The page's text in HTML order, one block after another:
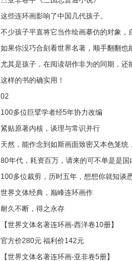
这些连环画影响了中国几代孩子。
不少孩子平直将它当作绘画摹仿的对象，
如果你没巧合刻看世界名著，顺手翻翻也
尤其是孩子，在阅读胡作非为的同期，还
这样的书的确实用！
02
100多位巨擘学者经5年协力改编
紧贴原著内核，谈理与常识并行
天然，能作念到如斯画面致密又本色笼统
80年代，耗资百万，请来的可不单是是
100多位裁剪，历时五年，想想你就知谈
世界文体经典，巅峰连环画作
耐久不断，得之永存
【世界文体名著连环画-西洋卷10册】
官方价280元 福利价142元
【世界文体名著连环画-亚非卷5册】